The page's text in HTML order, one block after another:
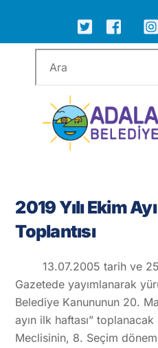
content
ICON
LABEL
ICON
LABEL
ICON
ICON
2019 Yılı Ekim
Toplantısı
13.07.2005 tarih ve
Gazetede yayımlanarak
Belediye Kanununun 20.
ayın ilk haftası”
Meclisinin, 8. Seçim dönemi